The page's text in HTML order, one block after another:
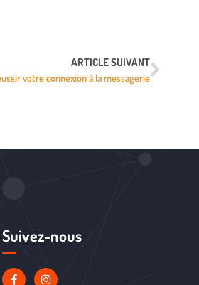
ARTICLE SUIVANT
votre connexion à la messagerie
Suivez-nous